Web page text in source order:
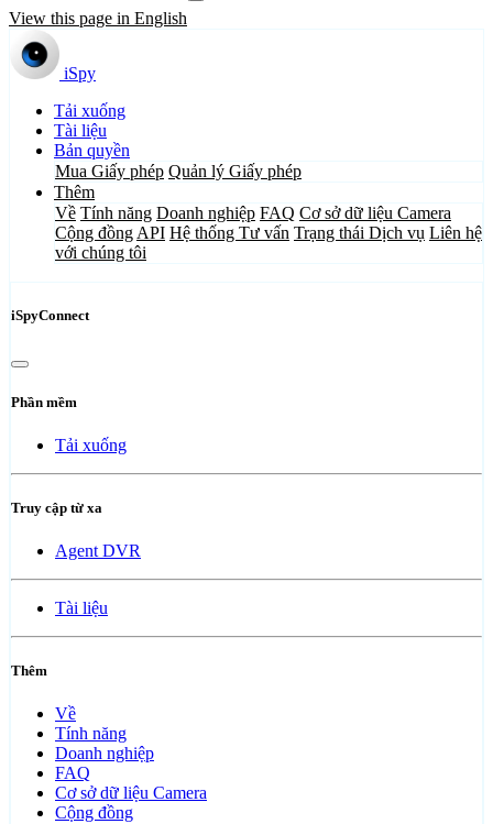
View this page in English
iSpy
Tải xuống
Tài liệu
Bản quyền
Mua Giấy phép Quản lý Giấy phép
Thêm
Về Tính năng Doanh nghiệp FAQ Cơ sở dữ liệu Camera
Cộng đồng API Hệ thống Tư vấn Trạng thái Dịch vụ Liên hệ
với chúng tôi
iSpyConnect
Phần mềm
Tải xuống
Truy cập từ xa
Agent DVR
Tài liệu
Thêm
Về
Tính năng
Doanh nghiệp
FAQ
Cơ sở dữ liệu Camera
Cộng đồng